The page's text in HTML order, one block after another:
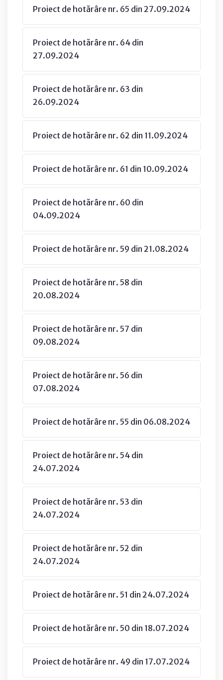
Proiect de hotărâre nr. 65 din 27.09.2024
Proiect de hotărâre nr. 64 din
27.09.2024
Proiect de hotărâre nr. 63 din
26.09.2024
Proiect de hotărâre nr. 62 din 11.09.2024
Proiect de hotărâre nr. 61 din 10.09.2024
Proiect de hotărâre nr. 60 din
04.09.2024
Proiect de hotărâre nr. 59 din 21.08.2024
Proiect de hotărâre nr. 58 din
20.08.2024
Proiect de hotărâre nr. 57 din
09.08.2024
Proiect de hotărâre nr. 56 din
07.08.2024
Proiect de hotărâre nr. 55 din 06.08.2024
Proiect de hotărâre nr. 54 din
24.07.2024
Proiect de hotărâre nr. 53 din
24.07.2024
Proiect de hotărâre nr. 52 din
24.07.2024
Proiect de hotărâre nr. 51 din 24.07.2024
Proiect de hotărâre nr. 50 din 18.07.2024
Proiect de hotărâre nr. 49 din 17.07.2024